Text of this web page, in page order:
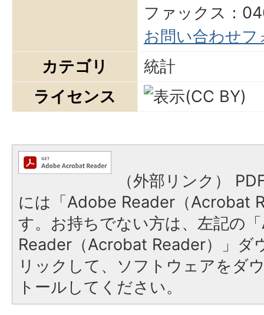
ファックス：
お問い合わせフ
カテゴリ
統計
ライセンス
（外部リンク）
には「Adobe Reader（Acrobat
す。お持ちでない方は、左記の
Reader（Acrobat Reader）」ダ
リックして、ソフトウェアをダ
トールしてください。